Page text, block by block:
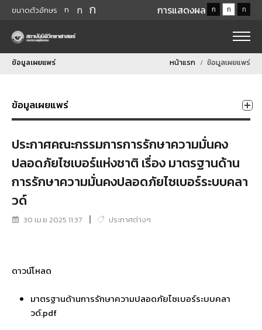
ขนาดตัวอักษร ก ก ก การแสดงผล ก ก ก
ข้อมูลเผยแพร่ หน้าแรก ข้อมูลเผยแพร่
ข้อมูลเผยแพร่
ประกาศคณะกรรมการการรักษาความมั่นคง
ปลอดภัยไซเบอร์แห่งชาติ เรื่อง มาตรฐานด้าน
การรักษาความมั่นคงปลอดภัยไซเบอร์ระบบคลา
วด์
30 เม.ย 2025 11:37 ประกาศต่างๆ
ดาวน์โหลด
มาตรฐานด้านการรักษาความปลอดภัยไซเบอร์ระบบคลา
วด์.pdf